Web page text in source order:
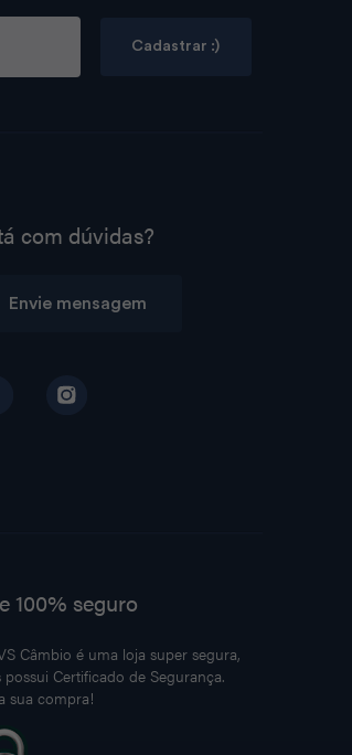
Cadastrar :)
com dúvidas?
Envie mensagem
100% seguro
Câmbio é uma loja super segura,
possui Certificado de Segurança.
sua compra!